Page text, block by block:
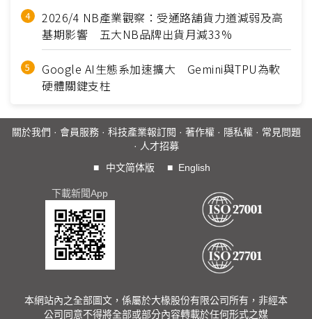
2026/4 NB產業觀察：受通路舖貨力道減弱及高
基期影響 五大NB品牌出貨月減33%
Google AI生態系加速擴大 Gemini與TPU為軟
硬體關鍵支柱
關於我們 · 會員服務· 科技產業報訂閱 · 著作權· 隱私權· 常見問題
· 人才招募
■
中文简体版 ■ English
下載新聞App
本網站內之全部圖文，係屬於大椽股份有限公司所有，非經本
公司同意不得將全部或部分內容轉載於任何形式之媒